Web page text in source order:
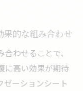
果的な組み合わせ
わせることで、
に高い効果が期待
ゼーションシート